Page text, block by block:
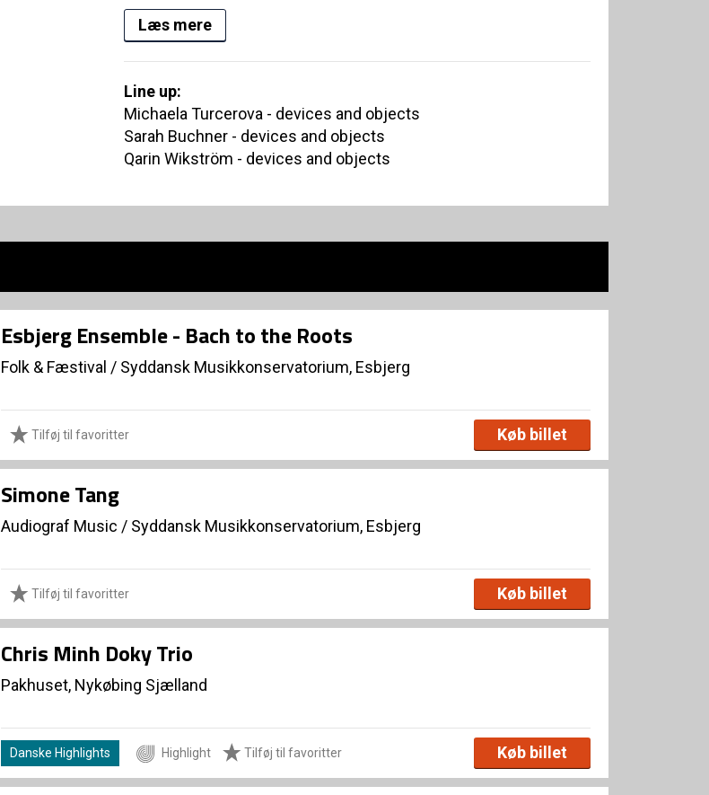
Læs mere
Line up:
Michaela Turcerova - devices and objects
Sarah Buchner - devices and objects
Qarin Wikström - devices and objects
Esbjerg Ensemble - Bach to the Roots
Folk & Fæstival / Syddansk Musikkonservatorium, Esbjerg
Tilføj til favoritter Køb billet
Simone Tang
Audiograf Music / Syddansk Musikkonservatorium, Esbjerg
Tilføj til favoritter Køb billet
Chris Minh Doky Trio
Pakhuset, Nykøbing Sjælland
Danske Highlights Highlight Tilføj til favoritter Køb billet